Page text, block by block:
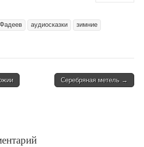
аудиосказки
зимние
Серебряная метель →